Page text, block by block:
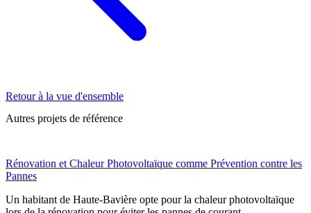
Retour à la vue d'ensemble
Autres projets de référence
Rénovation et Chaleur Photovoltaïque comme Prévention contre les
Pannes
Un habitant de Haute-Bavière opte pour la chaleur photovoltaïque